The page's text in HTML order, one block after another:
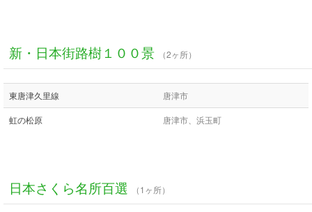
新・日本街路樹１００景 （2ヶ所）
東唐津久里線 唐津市
虹の松原 唐津市、浜玉町
日本さくら名所百選 （1ヶ所）